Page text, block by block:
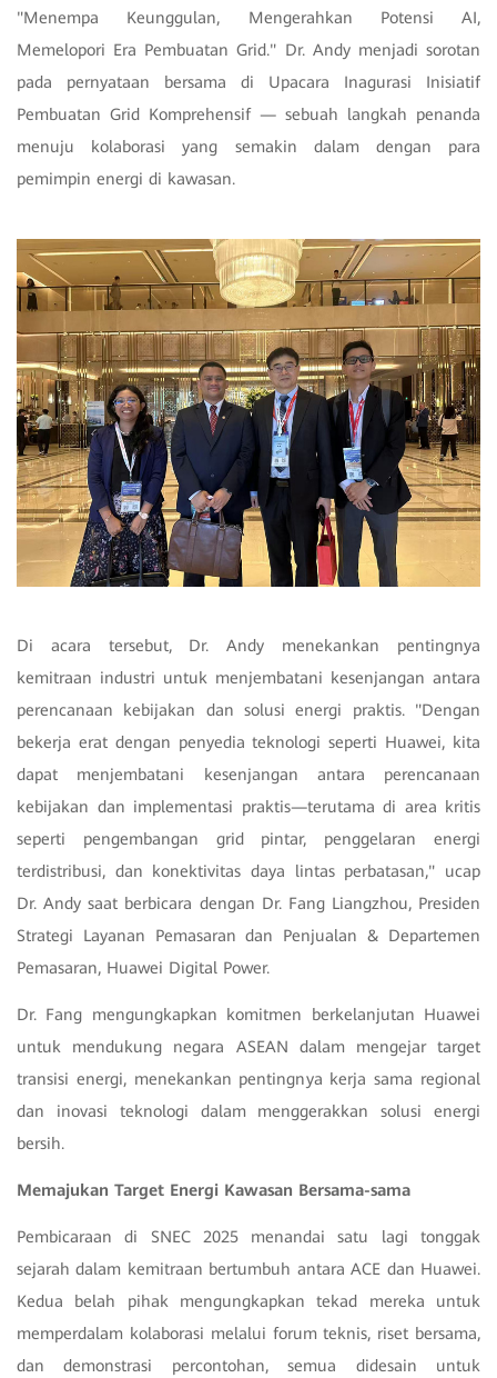
"Menempa Keunggulan, Mengerahkan Potensi AI,
Memelopori Era Pembuatan Grid." Dr. Andy menjadi sorotan
pada pernyataan bersama di Upacara Inagurasi Inisiatif
Pembuatan Grid Komprehensif — sebuah langkah penanda
menuju kolaborasi yang semakin dalam dengan para
pemimpin energi di kawasan.
Di acara tersebut, Dr. Andy menekankan pentingnya
kemitraan industri untuk menjembatani kesenjangan antara
perencanaan kebijakan dan solusi energi praktis. "Dengan
bekerja erat dengan penyedia teknologi seperti Huawei, kita
dapat menjembatani kesenjangan antara perencanaan
kebijakan dan implementasi praktis—terutama di area kritis
seperti pengembangan grid pintar, penggelaran energi
terdistribusi, dan konektivitas daya lintas perbatasan," ucap
Dr. Andy saat berbicara dengan Dr. Fang Liangzhou, Presiden
Strategi Layanan Pemasaran dan Penjualan & Departemen
Pemasaran, Huawei Digital Power.
Dr. Fang mengungkapkan komitmen berkelanjutan Huawei
untuk mendukung negara ASEAN dalam mengejar target
transisi energi, menekankan pentingnya kerja sama regional
dan inovasi teknologi dalam menggerakkan solusi energi
bersih.
Memajukan Target Energi Kawasan Bersama-sama
Pembicaraan di SNEC 2025 menandai satu lagi tonggak
sejarah dalam kemitraan bertumbuh antara ACE dan Huawei.
Kedua belah pihak mengungkapkan tekad mereka untuk
memperdalam kolaborasi melalui forum teknis, riset bersama,
dan demonstrasi percontohan, semua didesain untuk